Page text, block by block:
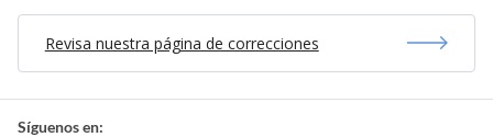
Revisa nuestra página de correcciones
Síguenos en: